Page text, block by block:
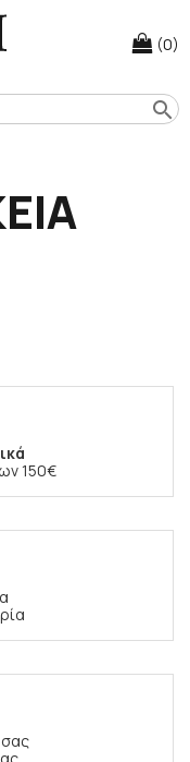
(0)
search
150€
σας